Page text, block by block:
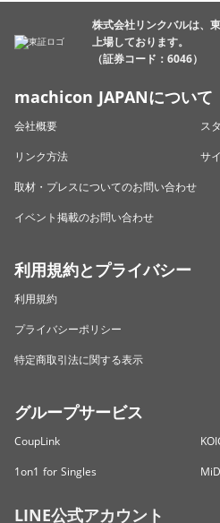
株式会社リンクバルは、
上場しております。
（証券コード：6046）
machicon JAPANについて
会社概要
ス
リンク方法
サ
取材・プレスについてのお問い合わせ
イベント掲載のお問い合わせ
利用規約とプライバシー
利用規約
プライバシーポリシー
特定商取引法に関する表示
グループサービス
CoupLink
1on1 for Singles
LINE公式アカウント